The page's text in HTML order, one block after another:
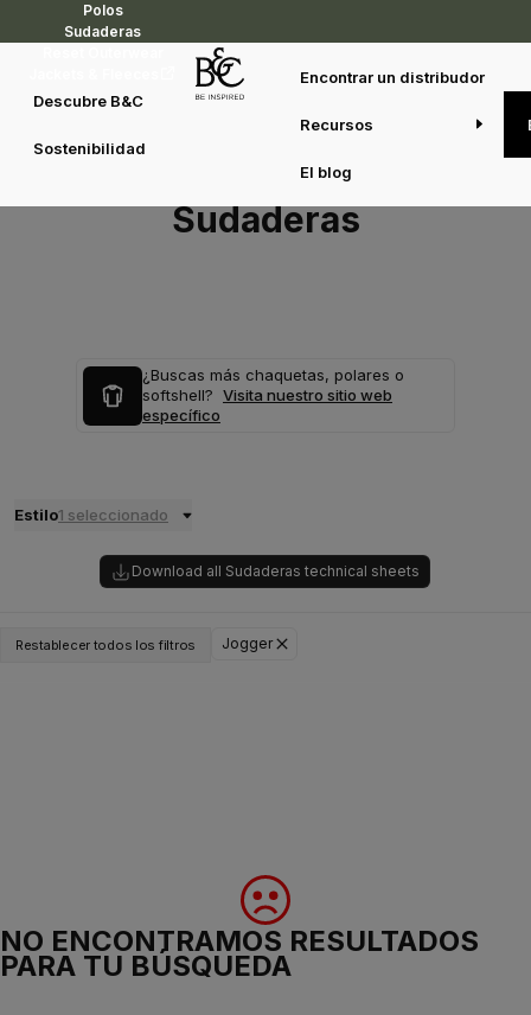
Polos
Sudaderas
Descubre B&C
Sostenibilidad
Encontrar un distribudor
Recursos
El blog
Sudaderas
¿Buscas más chaquetas, polares o
softshell? Visita nuestro sitio web
específico
Estilo1 seleccionado
Download all Sudaderas technical sheets
Restablecer todos los filtros Jogger
NO ENCONTRAMOS RESULTADOS
PARA TU BÚSQUEDA